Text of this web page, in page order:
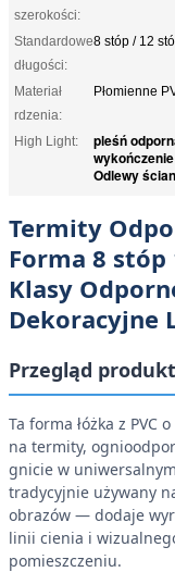
szerokości:
Standardowe
długości:
8 stóp / 12
Materiał
rdzenia:
Płomienne
High Light: pleśń
Odlewy
Termity
Forma 8
Klasy
Dekoracyjne
Przegląd
Ta forma łóżka z
na termity,
gnicie w
tradycyjnie używany
obrazów — dodaje
linii cienia i
pomieszczeniu.